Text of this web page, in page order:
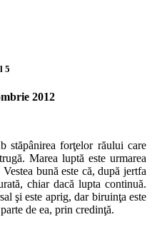
5
2012
stăpânirea forţelor răului care
Marea luptă este urmarea
bună este că, după jertfa
chiar dacă lupta continuă.
şi este aprig, dar biruinţa este
de ea, prin credinţă.